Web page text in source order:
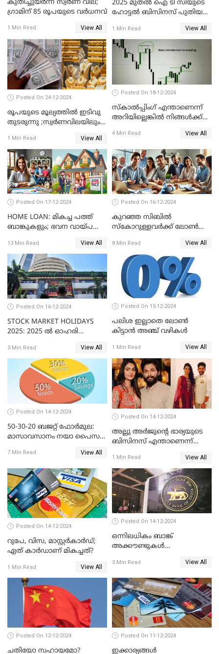
കുതിച്ചുയർന്ന് സ്വർണ വില;
ഗ്രാമിന് 85 രൂപയുടെ വർധനവ്
1 Min Read View All
2025 മുതൽ ഐ ടി സിയുടെ
ഹോട്ടൽ ബിസിനസ് പുതിയ
ഉടമകൾ അറിയേണ്ട
കാര്യങ്ങൾ
1 Min Read View All
Posted On 24-12-2024
രൂപയുടെ മൂല്യത്തില്‍ ഇടിവു
തുടരുന്നു ;സ്വര്‍ണവിലയിലും
1 Min Read View All
Posted On 18-12-2024
സ്കാൽപ്പിംഗ് എന്താണെന്ന്
അറിയില്ലെങ്കിൽ നിങ്ങൾക്ക്
4 Min Read View All
Posted On 17-12-2024
HOME LOAN: മികച്ച പത്ത്
ബാങ്കുകളും; ഭവന വായ്പ
13 Min Read View All
Posted On 16-12-2024
കുറഞ്ഞ സിബിൽ
സ്കോറുള്ളവർക്ക് ലോൺ
8 Min Read View All
Posted On 16-12-2024
STOCK MARKET HOLIDAYS
2025: 2025 ൽ ഓഹരി
ദിനങ്ങൾ
3 Min Read View All
Posted On 15-12-2024
പലിശ ഇല്ലാതെ ലോൺ
കിട്ടാൻ അഞ്ച് വഴികൾ
1 Min Read View All
Posted On 14-12-2024
50-30-20 ബജറ്റ് ഫോർമുല:
മാസാവസാനം നയാ പൈസ
7 Min Read View All
Posted On 14-12-2024
അല്ലു അർജുൻ്റെ ഭാര്യയുടെ
ബിസിനസ് എന്താണെന്ന്
1 Min Read View All
Posted On 14-12-2024
റുപേ, വിസ, മാസ്റ്റർകാർഡ്;
ഏത് കാർഡാണ് മികച്ചത്?
1 Min Read View All
Posted On 14-12-2024
ഒന്നിലധികം ബാങ്ക്
അക്കൗണ്ടുകൾ
ബി ഐ പറയുന്നത് എന്താണ്?
3 Min Read View All
Posted On 12-12-2024
ചതിയോ സഹായമോ?
Posted On 11-12-2024
ഇക്കാര്യങ്ങൾ